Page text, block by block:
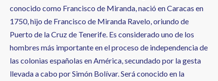
conocido como Francisco de Miranda, nació en Caracas en
1750, hijo de Francisco de Miranda Ravelo, oriundo de
Puerto de la Cruz de Tenerife. Es considerado uno de los
hombres más importante en el proceso de independencia de
las colonias españolas en América, secundado por la gesta
llevada a cabo por Simón Bolívar. Será conocido en la